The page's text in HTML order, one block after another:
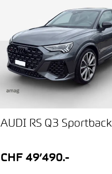
AUDI RS Q3 Sportback
CHF 49’490.-